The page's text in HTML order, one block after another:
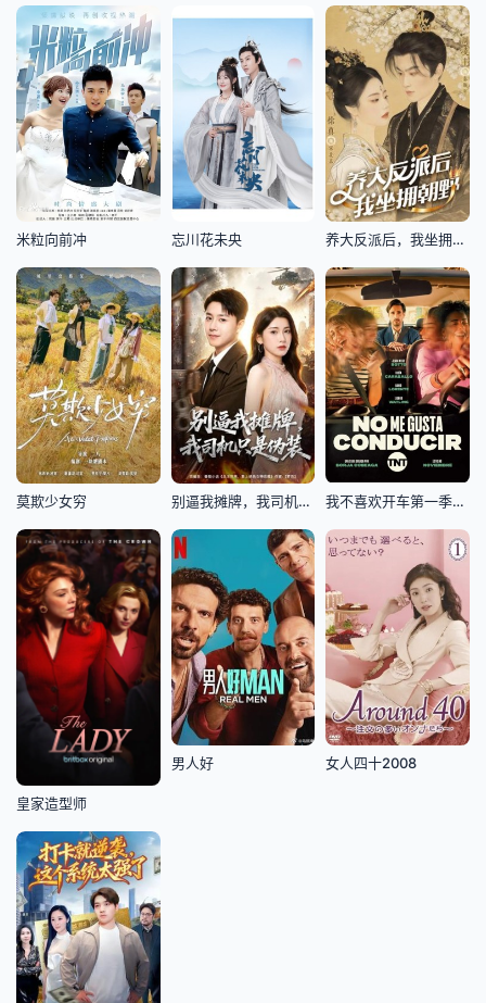
米粒向前冲 忘川花未央 养大反派后，我坐拥朝野
莫欺少女穷 别逼我摊牌，我司机只是伪装 我不喜欢开车第一季2022
皇家造型师
男人好 女人四十2008